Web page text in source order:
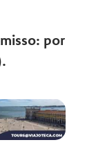
por